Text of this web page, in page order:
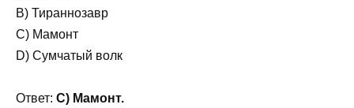
B) Тираннозавр
C) Мамонт
D) Сумчатый волк
Ответ: C) Мамонт.